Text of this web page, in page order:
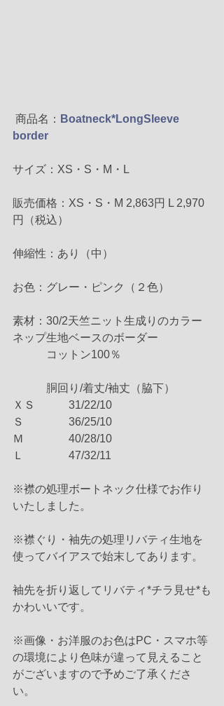
商品名： Boatneck*LongSleeve
border
サイズ：XS・S・M・L
販売価格：XS・S・M 2,863円 L 2,970
円（税込）
伸縮性：あり（中）
お色：グレー・ピンク（２色）
素材：30/2天竺ニット生成りのカラー
ネップ生地ベースのボーダー
コットン100％
胴回り/着丈/袖丈（脇下）
ＸＳ　　　31/22/10
Ｓ　　　　36/25/10
Ｍ　　　　40/28/10
Ｌ　　　　47/32/11
※襟の処理ボートネック仕様でお作り
いたしました。
※襟ぐり・袖先の処理リバティ生地を
使ってバイアスで始末してあります。
袖先を折り返してリバティ*チラ見せ*も
かわいいです。
※画像・お洋服のお色はPC・スマホ等
の環境により色味が違って見えること
がございますので予めご了承くださ
い。